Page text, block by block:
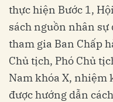
thực hiện Bước 1,
sách nguồn nhân
tham gia Ban Chấp
Chủ tịch, Phó Chủ
Nam khóa X, nhiệm
được hướng dẫn